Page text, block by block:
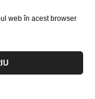
web în acest browser